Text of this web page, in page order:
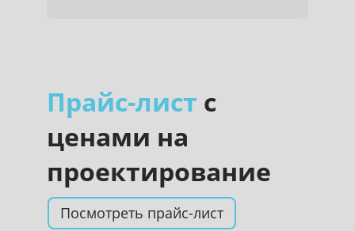
Прайс-лист с
ценами на
проектирование
Посмотреть прайс-лист